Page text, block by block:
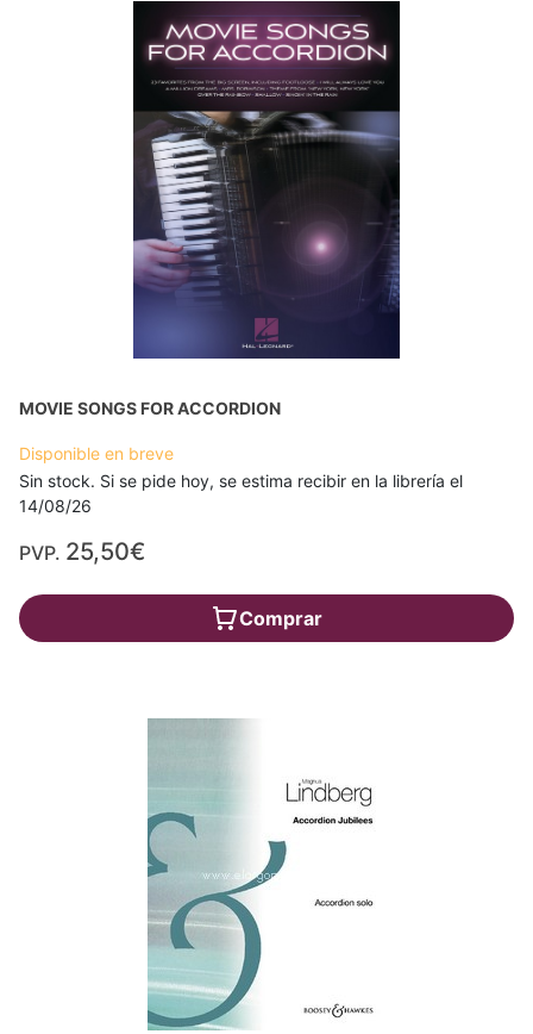
MOVIE SONGS FOR ACCORDION
Disponible en breve
Sin stock. Si se pide hoy, se estima recibir en la librería el
14/08/26
PVP. 25,50€
Comprar